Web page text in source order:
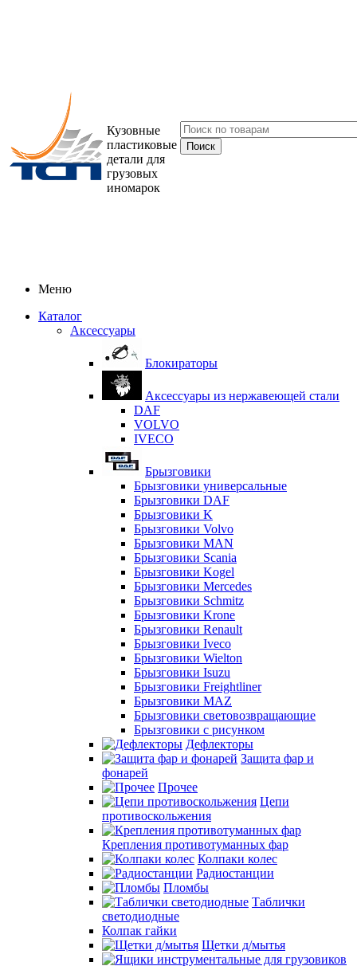
Кузовные
пластиковые
детали для
грузовых
иномарок
Меню
Каталог
Аксессуары
Блокираторы
Аксессуары из нержавеющей стали
DAF
VOLVO
IVECO
Брызговики
Брызговики универсальные
Брызговики DAF
Брызговики K
Брызговики Volvo
Брызговики MAN
Брызговики Scania
Брызговики Kogel
Брызговики Mercedes
Брызговики Schmitz
Брызговики Krone
Брызговики Renault
Брызговики Iveco
Брызговики Wielton
Брызговики Isuzu
Брызговики Freightliner
Брызговики MAZ
Брызговики световозвращающие
Брызговики с рисунком
Дефлекторы
Защита фар и
фонарей
Прочее
Цепи
противоскольжения
Крепления противотуманных фар
Колпаки колес
Радиостанции
Пломбы
Таблички
светодиодные
Колпак гайки
Щетки д/мытья